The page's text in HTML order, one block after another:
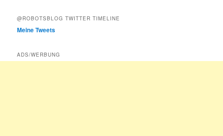
@ROBOTSBLOG TWITTER TIMELINE
Meine Tweets
ADS/WERBUNG